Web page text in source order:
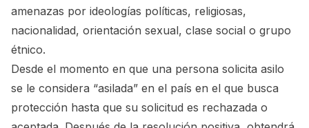
amenazas por ideologías políticas, religiosas,
nacionalidad, orientación sexual, clase social o grupo
étnico.
Desde el momento en que una persona solicita asilo
se le considera “asilada” en el país en el que busca
protección hasta que su solicitud es rechazada o